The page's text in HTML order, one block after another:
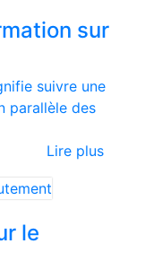
sur
suivre une
parallèle des
Lire plus
le